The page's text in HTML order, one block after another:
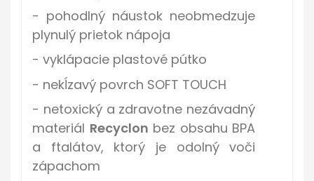
- pohodlný náustok neobmedzuje
plynulý prietok nápoja
- vyklápacie plastové pútko
- nekĺzavý povrch SOFT TOUCH
- netoxický a zdravotne nezávadný
materiál Recyclon bez obsahu BPA
a ftalátov, ktorý je odolný voči
zápachom